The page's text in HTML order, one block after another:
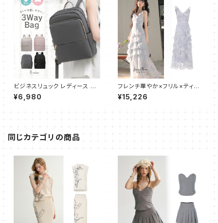
ビジネスリュック レディース リ
ュック リュックサック 軽量 大容
量 ビジネスバッグ リュック 通学
¥6,980
フレンチ華やか×フリル×ティア
ードキャミワンピース
¥15,226
同じカテゴリの商品